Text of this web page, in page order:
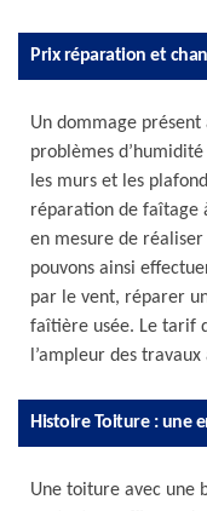
Prix réparation et
Un dommage
problèmes
les murs et les
réparation de faîtage
en mesure de
pouvons ainsi
par le vent, réparer
faîtière usée. Le tarif
l’ampleur des
Histoire Toiture : une
Une toiture avec une